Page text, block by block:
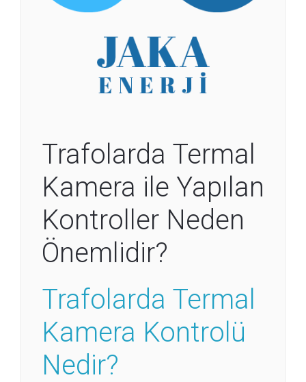
Trafolarda Termal
Kamera ile Yapılan
Kontroller Neden
Önemlidir?
Trafolarda Termal
Kamera Kontrolü
Nedir?